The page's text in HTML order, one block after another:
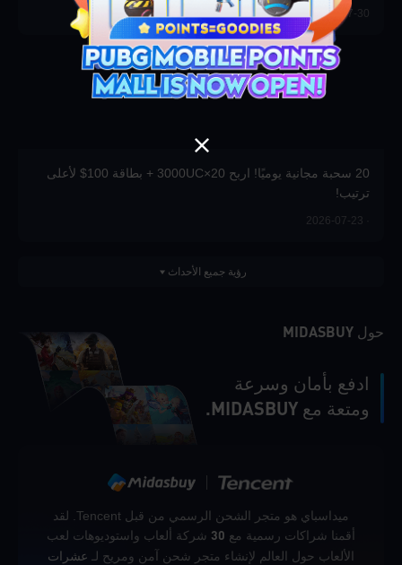
Midasbuy · 2026-07-30
20 سحبة مجانية يوميًا! اربح 20×3000UC + بطاقة 100$ لأعلى
ترتيب!
رؤية جميع الأحداث
حول MIDASBUY
ادفع بأمان وسرعة
ومتعة مع MIDASBUY.
ميداسباي هو متجر الشحن الرسمي من قبل Tencent. لقد
أقمنا شراكات رسمية مع 30 شركة ألعاب واستوديوهات لعب
الألعاب حول العالم لإنشاء متجر شحن آمن ومريح لـ عشرات